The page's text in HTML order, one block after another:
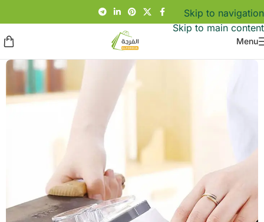
Skip to navigation
Skip to main content
Menu